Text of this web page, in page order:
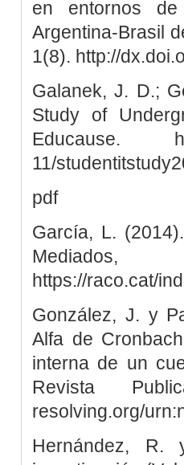
en entornos de
Argentina-Brasil
1(8). http://
Galanek, J. D.;
Study of
Educause.
11/
pdf
García, L.
https://raco.cat/
González, J. y
Alfa de
interna de un
Revista
resolving.org/
Hernández,